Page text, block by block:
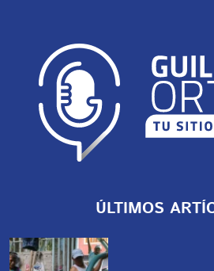
ÚLTIMOS